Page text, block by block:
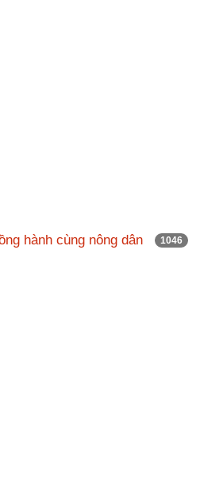
hành cùng nông dân 1046